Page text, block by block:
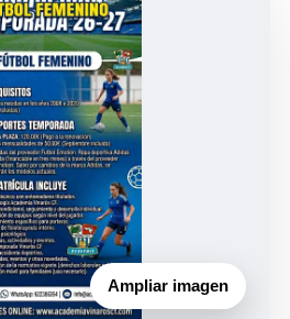
Ampliar imagen